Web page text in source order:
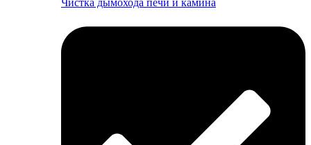
Чистка дымохода печи и камина